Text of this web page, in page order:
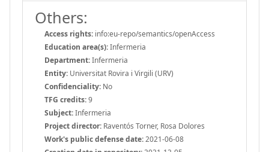
Others:
Access rights: info:eu-repo/semantics/openAccess
Education area(s):Infermeria
Department:Infermeria
Entity: Universitat Rovira i Virgili (URV)
Confidenciality: No
TFG credits:9
Subject:Infermeria
Project director: Raventós Torner, Rosa Dolores
Work's public defense date:2021-06-08